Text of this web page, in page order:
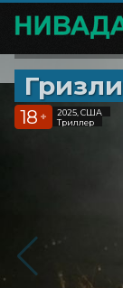
Гризли
18 +
2025, США
Триллер